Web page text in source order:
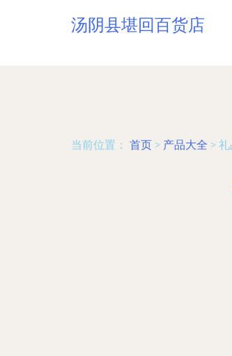
汤阴县堪回百货店
当前位置： 首页 > 产品大全 >